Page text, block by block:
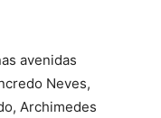
avenidas
Neves,
Archimedes